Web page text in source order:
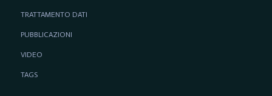
TRATTAMENTO DATI
PUBBLICAZIONI
VIDEO
TAGS